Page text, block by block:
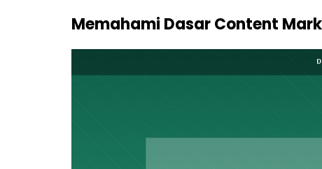
Memahami Dasar Content